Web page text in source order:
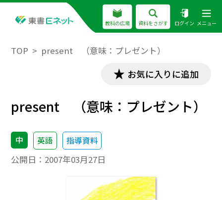
教科の広場 資料をさがす ログイン メニュー
TOP present （意味：プレゼント）
お気に入りに追加
present （意味：プレゼント）
中 英語 指導資料
公開日： 2007年03月27日